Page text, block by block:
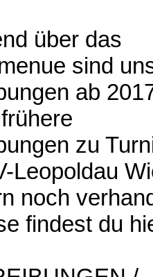
über das
sind
ab
zu
Leopoldau
noch
findest du